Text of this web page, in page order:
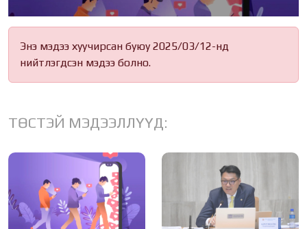
Энэ мэдээ хуучирсан буюу 2025/03/12-нд
нийтлэгдсэн мэдээ болно.
ТӨСТЭЙ МЭДЭЭЛЛҮҮД: